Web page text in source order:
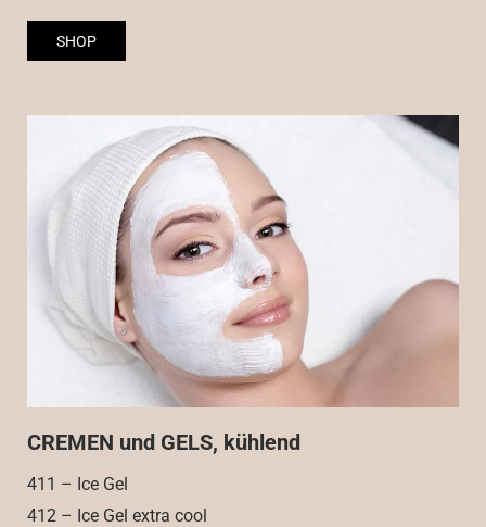
SHOP
CREMEN und GELS, kühlend
411 – Ice Gel
412 – Ice Gel extra cool